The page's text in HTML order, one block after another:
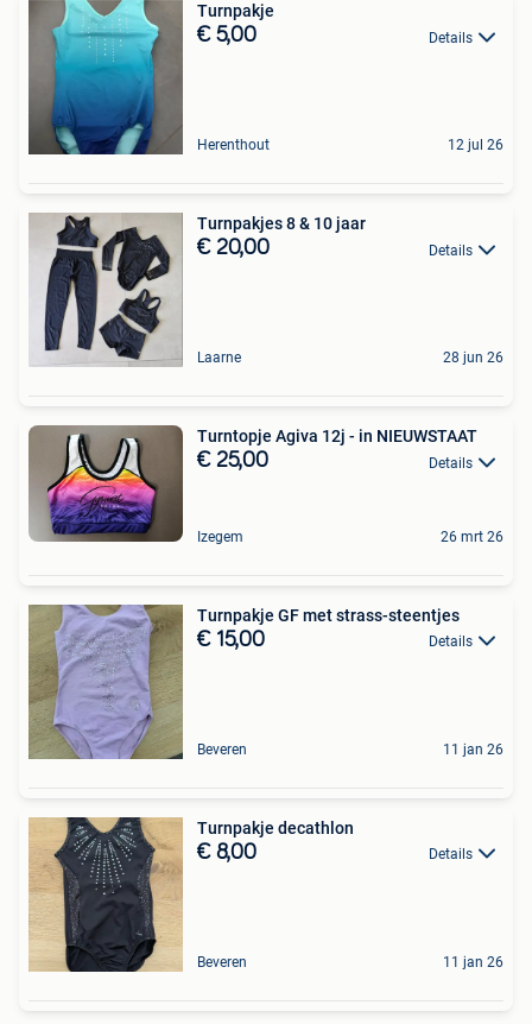
Turnpakje
€ 5,00 Details
Herenthout 12 jul 26
Turnpakjes 8 & 10 jaar
€ 20,00 Details
Laarne 28 jun 26
Turntopje Agiva 12j - in NIEUWSTAAT
€ 25,00 Details
Izegem 26 mrt 26
Turnpakje GF met strass-steentjes
€ 15,00 Details
Beveren 11 jan 26
Turnpakje decathlon
€ 8,00 Details
Beveren 11 jan 26